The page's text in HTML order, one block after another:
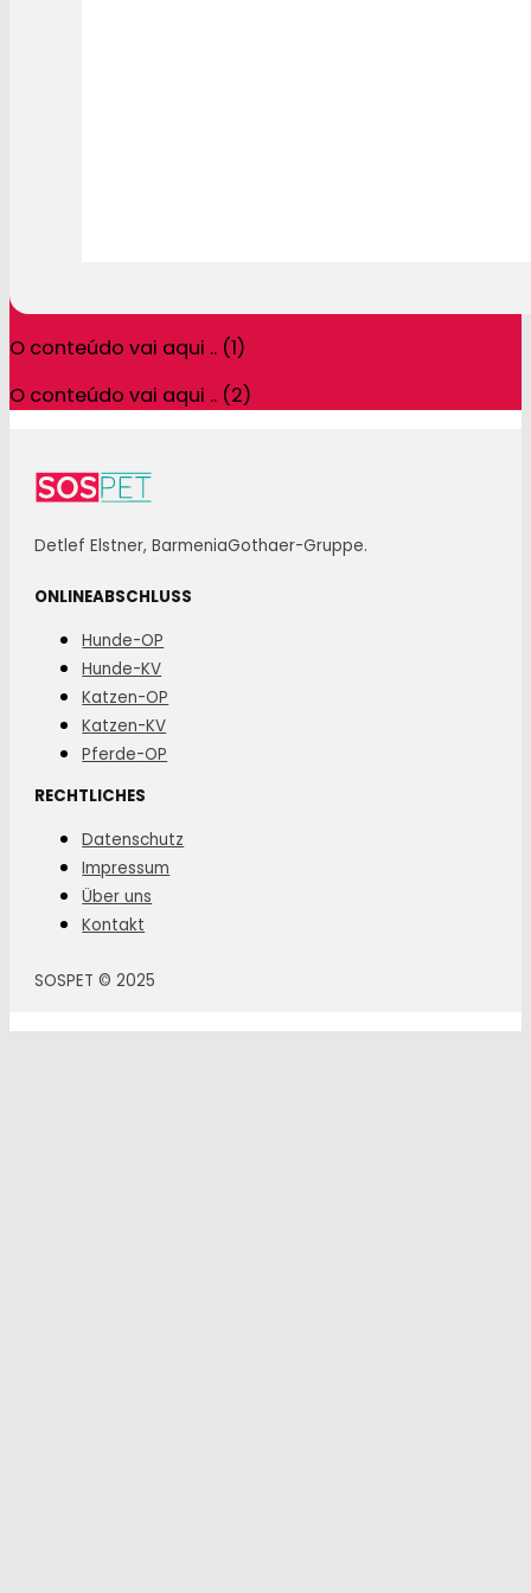
O conteúdo vai aqui .. (1)
O conteúdo vai aqui .. (2)
Detlef Elstner, BarmeniaGothaer-Gruppe.
ONLINEABSCHLUSS
Hunde-OP
Hunde-KV
Katzen-OP
Katzen-KV
Pferde-OP
RECHTLICHES
Datenschutz
Impressum
Über uns
Kontakt
SOSPET © 2025